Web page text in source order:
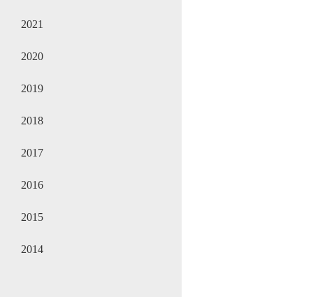
2021
2020
2019
2018
2017
2016
2015
2014